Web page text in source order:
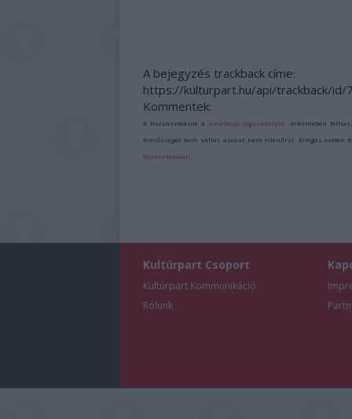
A bejegyzés trackback címe:
https://kulturpart.hu/api/trackback/id/
Kommentek:
A hozzászólások avonatkozó jogszabályok értelmében
felelősséget nem vállal, azokat nem ellenőrzi. Kifogás esetén
tájékoztatóban
Kultúrpart Csoport
Kultúrpart Kommunikáció
Rólunk